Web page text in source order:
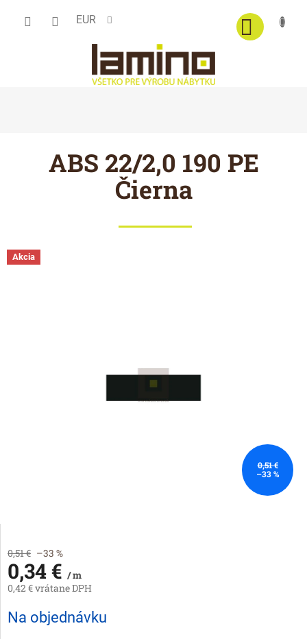
EUR
ABS 22/2,0 190 PE
Čierna
Akcia
0,51 €
–33 %
0,51 € –33 %
0,34 € / m
0,42 € vrátane DPH
Jednotková
cena:
Na objednávku